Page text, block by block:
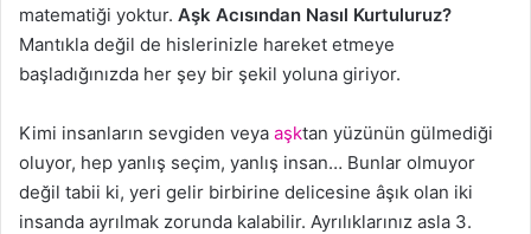
matematiği yoktur. Aşk Acısından Nasıl Kurtuluruz?
Mantıkla değil de hislerinizle hareket etmeye
başladığınızda her şey bir şekil yoluna giriyor.
Kimi insanların sevgiden veya aşktan yüzünün gülmediği
oluyor, hep yanlış seçim, yanlış insan… Bunlar olmuyor
değil tabii ki, yeri gelir birbirine delicesine âşık olan iki
insanda ayrılmak zorunda kalabilir. Ayrılıklarınız asla 3.